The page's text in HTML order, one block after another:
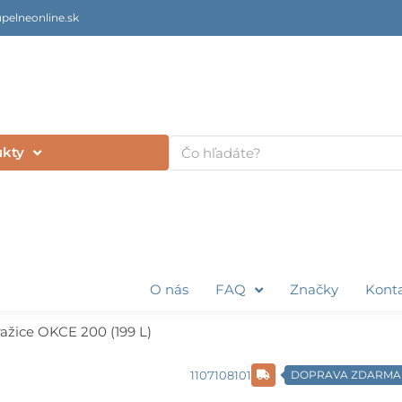
Vyhľadať
O nás FAQ Značky
OKCE 200 (199 L)
1107108101 DOPRAVA ZDARMA